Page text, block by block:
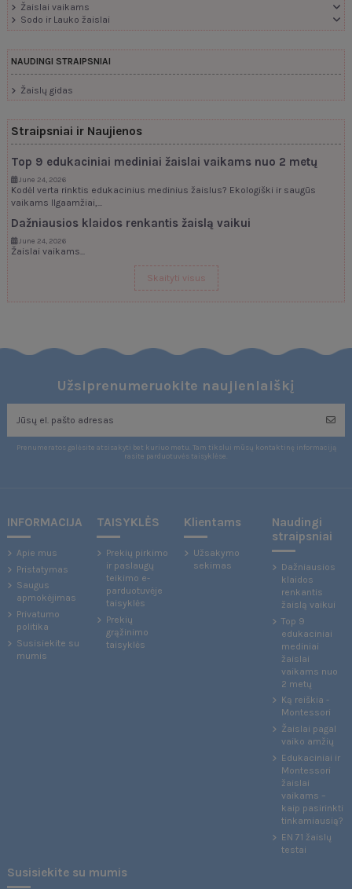
Žaislai vaikams
Sodo ir Lauko žaislai
NAUDINGI STRAIPSNIAI
Žaislų gidas
Straipsniai ir Naujienos
Top 9 edukaciniai mediniai žaislai vaikams nuo 2 metų
June 24, 2026
Kodėl verta rinktis edukacinius medinius žaislus? Ekologiški ir saugūs
vaikams Ilgaamžiai,...
Dažniausios klaidos renkantis žaislą vaikui
June 24, 2026
Žaislai vaikams...
Skaityti visus
Užsiprenumeruokite naujienlaiškį
Prenumeratos galėsite atsisakyti bet kuriuo metu. Tam tikslui mūsų kontaktinę informaciją
rasite parduotuvės taisyklėse.
INFORMACIJA
Apie mus
Pristatymas
Saugus
apmokėjimas
Privatumo
politika
Susisiekite su
mumis
TAISYKLĖS
Prekių pirkimo
ir paslaugų
teikimo e-
parduotuvėje
taisyklės
Prekių
grąžinimo
taisyklės
Klientams
Užsakymo
sekimas
Naudingi
straipsniai
Dažniausios
klaidos
renkantis
žaislą vaikui
Top 9
edukaciniai
mediniai
žaislai
vaikams nuo
2 metų
Ką reiškia -
Montessori
Žaislai pagal
vaiko amžių
Edukaciniai ir
Montessori
žaislai
vaikams –
kaip pasirinkti
tinkamiausią?
EN 71 žaislų
testai
Susisiekite su mumis